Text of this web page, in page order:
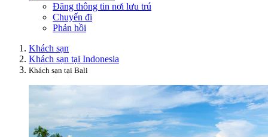
Đăng thông tin nơi lưu trú
Chuyến đi
Phản hồi
Khách sạn
Khách sạn tại Indonesia
Khách sạn tại Bali